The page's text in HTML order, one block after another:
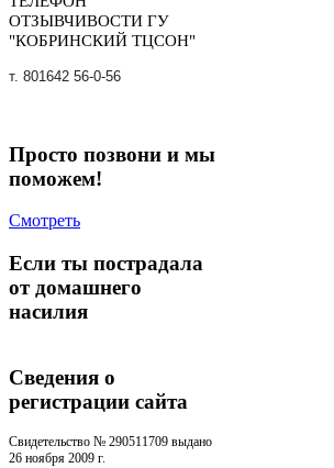
ОТЗЫВЧИВОСТИ ГУ
"КОБРИНСКИЙ ТЦСОН"
т. 801642 56-0-56
Просто позвони и мы
поможем!
Смотреть
Если ты пострадала
от домашнего
насилия
Сведения о
регистрации cайта
Свидетельство № 290511709 выдано
26 ноября 2009 г.